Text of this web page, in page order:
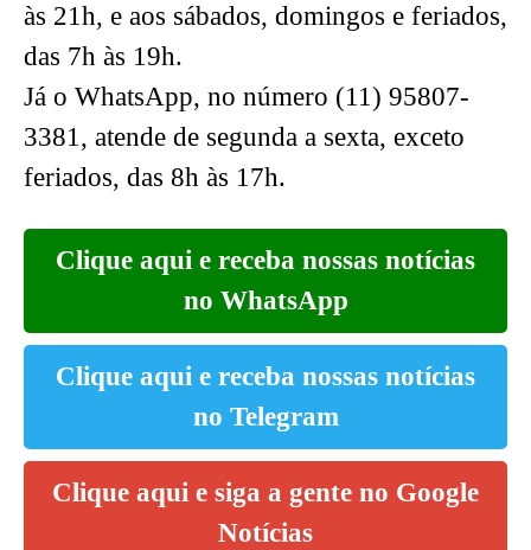
às 21h, e aos sábados, domingos e feriados,
das 7h às 19h.
Já o WhatsApp, no número (11) 95807-
3381, atende de segunda a sexta, exceto
feriados, das 8h às 17h.
Clique aqui e receba nossas notícias
no WhatsApp
Clique aqui e receba nossas notícias
no Telegram
Clique aqui e siga a gente no Google
Notícias